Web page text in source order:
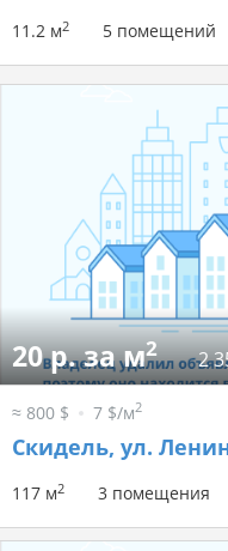
11.2 м2 5 помещений
20 р. за м2 2
≈ 800 $ 7 $/м2
Скидель, ул.
117 м2 3 помещения